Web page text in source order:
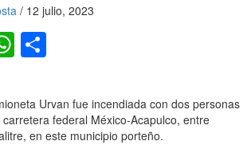
/ 12 julio, 2023
WhatsApp
Urvan fue incendiada con dos personas
federal México-Acapulco, entre
en este municipio porteño.